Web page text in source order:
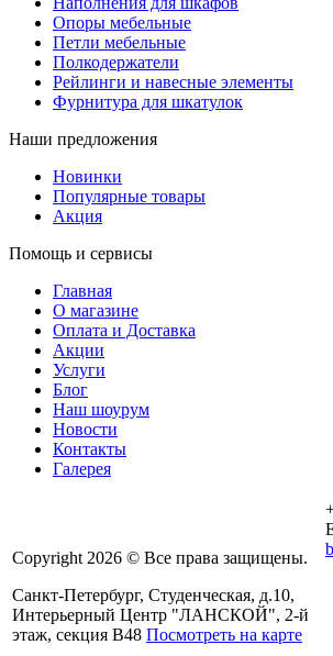
Опоры мебельные
Петли мебельные
Полкодержатели
Рейлинги и навесные элементы
Фурнитура для шкатулок
Наши предложения
Новинки
Популярные товары
Акция
Помощь и сервисы
Главная
О магазине
Оплата и Доставка
Акции
Услуги
Блог
Наш шоурум
Новости
Контакты
Галерея
Copyright 2026 © Все права защищены.
Санкт-Петербург, Студенческая, д.10,
Интерьерный Центр "ЛАНСКОЙ", 2-й
этаж, секция В48 Посмотреть на карте